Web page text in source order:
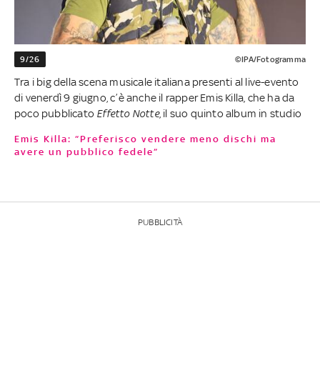
9/26 ©IPA/Fotogramma
Tra i big della scena musicale italiana presenti al live-evento
di venerdì 9 giugno, c’è anche il rapper Emis Killa, che ha da
poco pubblicato Effetto Notte, il suo quinto album in studio
Emis Killa: “Preferisco vendere meno dischi ma
avere un pubblico fedele”
PUBBLICITÀ